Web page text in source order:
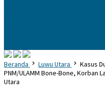
Beranda Luwu Utara
Kasus
PNM/ULAMM Bone-Bone, Korban
Utara